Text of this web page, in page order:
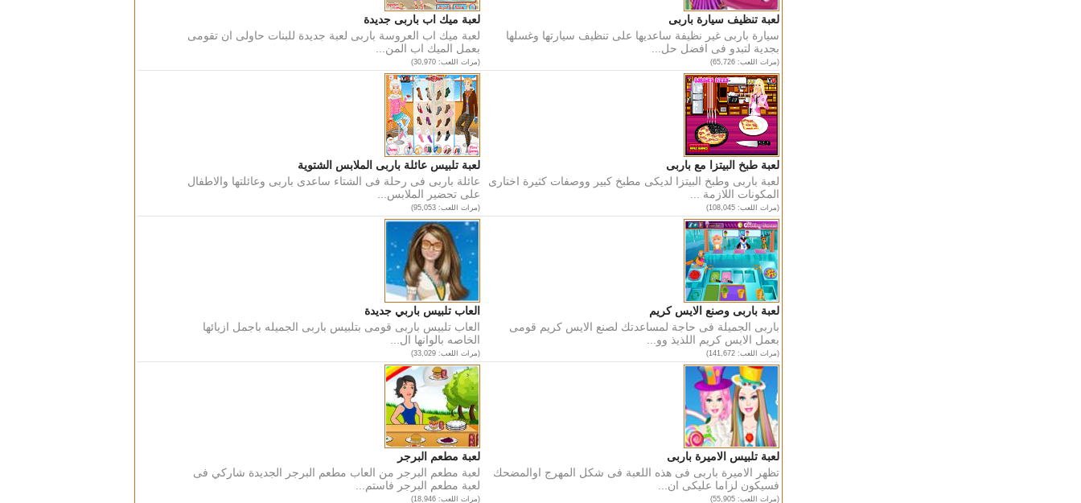
لعبة تنظيف سيارة باربى
سيارة باربى غير نظيفة ساعديها على تنظيف سيارتها وغسلها
بجدية لتبدو فى افضل حل...
(مرات اللعب: 65,726)
لعبة ميك اب باربى جديدة
لعبة ميك اب العروسة باربى لعبة جديدة للبنات حاولى ان تقومى
بعمل الميك اب المن...
(مرات اللعب: 30,970)
لعبة طبخ البيتزا مع باربى
لعبة باربى وطبخ البيتزا لديكى مطبخ كبير ووصفات كثيرة اختارى
المكونات اللازمة ...
(مرات اللعب: 108,045)
لعبة تلبيس عائلة باربى الملابس الشتوية
عائلة باربى فى رحلة فى الشتاء ساعدى باربى وعائلتها والاطفال
على تحضير الملابس...
(مرات اللعب: 95,053)
لعبة باربى وصنع الايس كريم
باربى الجميلة فى حاجة لمساعدتك لصنع الايس كريم قومى
بعمل الايس كريم اللذيذ وو...
(مرات اللعب: 141,672)
العاب تلبيس باربي جديدة
العاب تلبيس باربى قومى بتلبيس باربى الجميله باجمل ازيائها
الخاصه بالوانها ال...
(مرات اللعب: 33,029)
لعبة تلبيس الاميرة باربى
تظهر الاميرة باربى فى هذه اللعبة فى شكل المهرج اوالمضحك
فسيكون لزاما عليكى ان...
(مرات اللعب: 55,905)
لعبة مطعم البرجر
لعبة مطعم البرجر من العاب مطعم البرجر الجديدة شاركي فى
لعبة مطعم البرجر فاستم...
(مرات اللعب: 18,946)